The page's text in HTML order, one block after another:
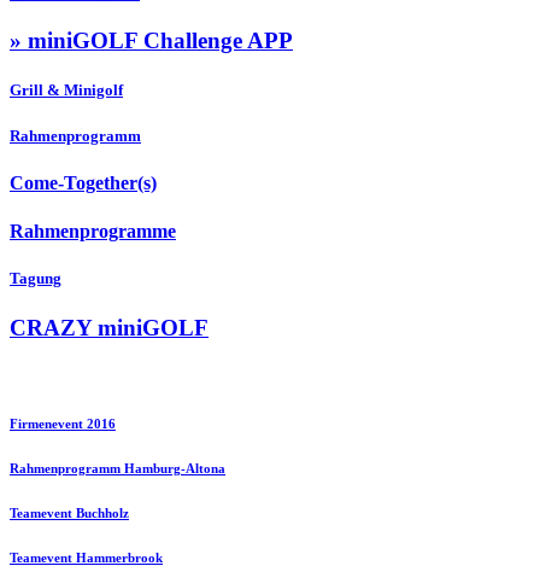
» miniGOLF Challenge APP
Grill & Minigolf
Rahmenprogramm
Come-Together(s)
Rahmenprogramme
Tagung
CRAZY miniGOLF
Firmenevent 2016
Rahmenprogramm Hamburg-Altona
Teamevent Buchholz
Teamevent Hammerbrook